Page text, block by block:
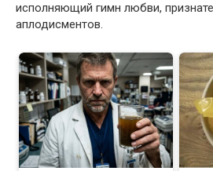
исполняющий гимн любви,
аплодисментов.